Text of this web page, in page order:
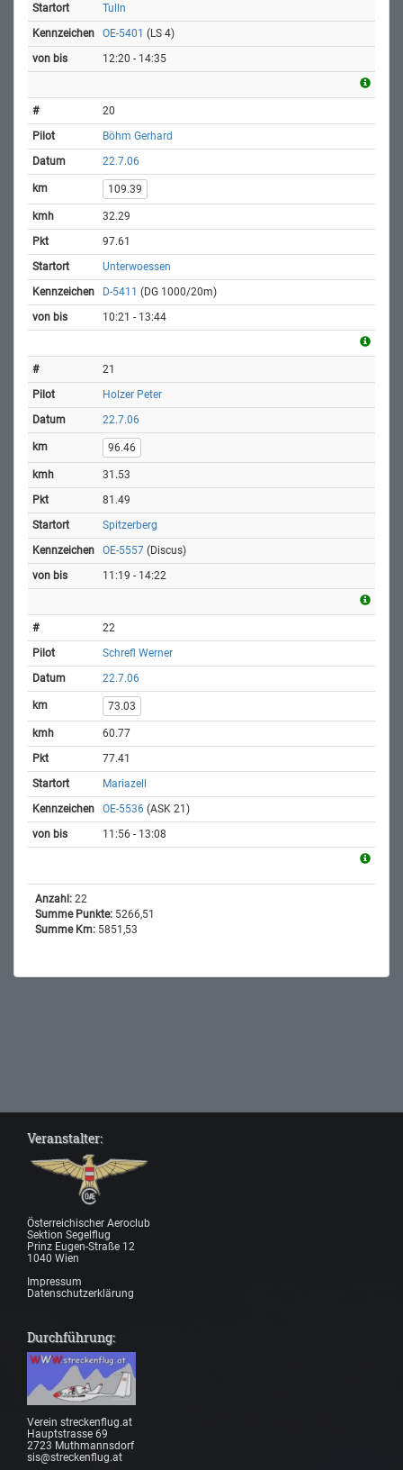
Tulln
OE-5401 (LS 4)
12:20 - 14:35
20
Böhm Gerhard
22.7.06
109.39
32.29
97.61
Unterwoessen
D-5411 (DG 1000/20m)
10:21 - 13:44
21
Holzer Peter
22.7.06
96.46
31.53
81.49
Spitzerberg
OE-5557 (Discus)
11:19 - 14:22
22
Schrefl Werner
22.7.06
73.03
60.77
77.41
Mariazell
OE-5536 (ASK 21)
11:56 - 13:08
Anzahl: 22
Summe Punkte: 5266,51
Summe Km: 5851,53
Veranstalter:
Österreichischer Aeroclub
Sektion Segelflug
Prinz Eugen-Straße 12
1040 Wien
Impressum
Datenschutzerklärung
Durchführung:
Verein streckenflug.at
Hauptstrasse 69
2723 Muthmannsdorf
sis@streckenflug.at